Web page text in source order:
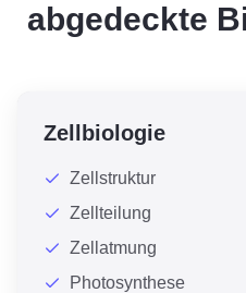
abgedeckte
Zellbiologie
Zellstruktur
Zellteilung
Zellatmung
Photosynthese